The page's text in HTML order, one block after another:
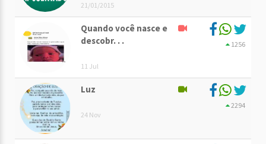
21/01/2015
Quando você nasce e
descobr. . .
11 Jul
1256
Luz
24 Nov
2294